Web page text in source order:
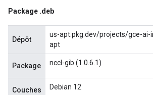
Package .deb
Dépôt
us-apt.pkg.dev/projects/gce-
apt
Package nccl-gib (1.0.6.1)
Couches Debian 12